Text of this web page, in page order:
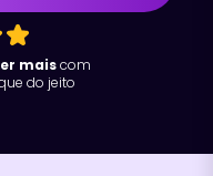
maiscom
do jeito